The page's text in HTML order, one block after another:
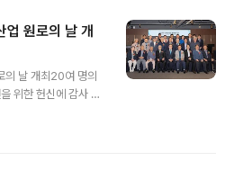
업 원로의 날 개
의 날 개최20여 명의
위한 헌신에 감사 전
개최했다. 80세 이